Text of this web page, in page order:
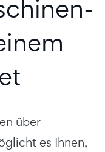
über
es Ihnen,